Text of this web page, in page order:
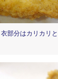
部分はカリカリ